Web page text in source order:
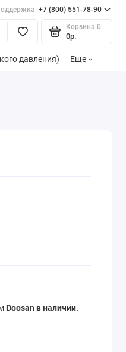
+7 (800) 551-78-90
Корзина 0
0р.
давления) Еще
Doosan в наличии.